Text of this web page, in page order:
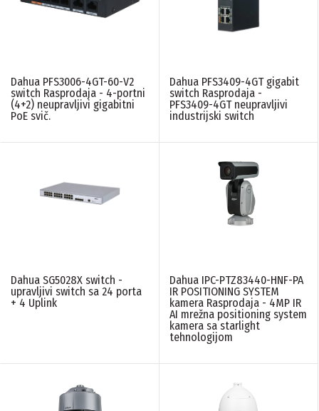
Dahua PFS3006-4GT-60-V2
switch Rasprodaja - 4-portni
(4+2) neupravljivi gigabitni
PoE svič.
Dahua PFS3409-4GT gigabit
switch Rasprodaja -
PFS3409-4GT neupravljivi
industrijski switch
Dahua SG5028X switch -
upravljivi switch sa 24 porta
+ 4 Uplink
Dahua IPC-PTZ83440-HNF-PA
IR POSITIONING SYSTEM
kamera Rasprodaja - 4MP IR
AI mrežna positioning system
kamera sa starlight
tehnologijom